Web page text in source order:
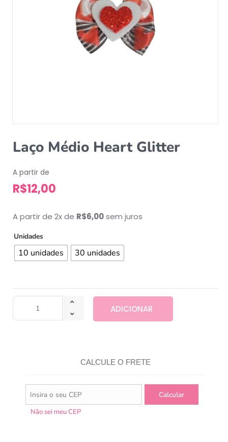
Laço Médio Heart Glitter
A partir de
R$12,00
A partir de 2x de R$6,00sem juros
Unidades
10 unidades 30 unidades
ADICIONAR
CALCULE O FRETE
Não sei meu CEP